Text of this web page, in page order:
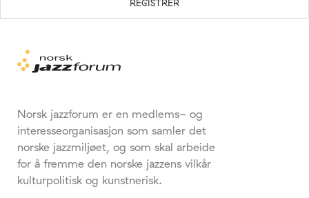
Norsk jazzforum er en medlems- og
interesseorganisasjon som samler det
norske jazzmiljøet, og som skal arbeide
for å fremme den norske jazzens vilkår
kulturpolitisk og kunstnerisk.